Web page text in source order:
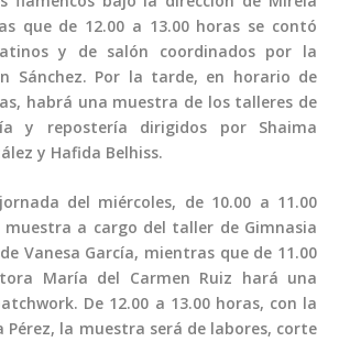
que de 12.00 a 13.00 horas se contó
y de salón coordinados por la
Sánchez. Por la tarde, en horario de
habrá una muestra de los talleres de
y repostería dirigidos por Shaima
y Hafida Belhiss.
del miércoles, de 10.00 a 11.00
a cargo del taller de Gimnasia
Vanesa García, mientras que de 11.00
María del Carmen Ruiz hará una
De 12.00 a 13.00 horas, con la
Pérez, la muestra será de labores, corte